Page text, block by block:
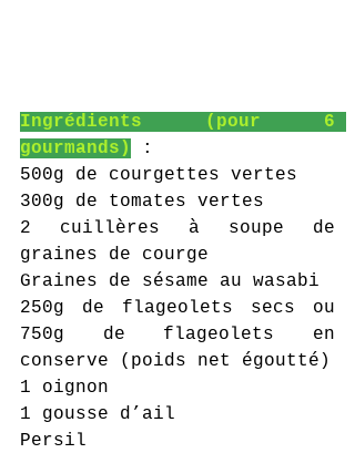
Ingrédients (pour 6
gourmands)
:
500g de courgettes vertes
300g de tomates vertes
2 cuillères à soupe de
graines de courge
Graines de sésame au wasabi
250g de flageolets secs ou
750g de flageolets en
conserve (poids net égoutté)
1 oignon
1 gousse d’ail
Persil